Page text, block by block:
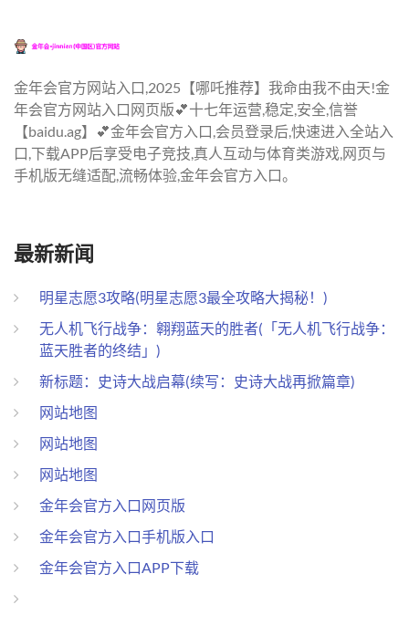
金年会官方网站入口,2025【哪吒推荐】我命由我不由天!金
年会官方网站入口网页版💕十七年运营,稳定,安全,信誉
【baidu.ag】💕金年会官方入口,会员登录后,快速进入全站入
口,下载APP后享受电子竞技,真人互动与体育类游戏,网页与
手机版无缝适配,流畅体验,金年会官方入口。
最新新闻
明星志愿3攻略(明星志愿3最全攻略大揭秘！)
无人机飞行战争：翱翔蓝天的胜者(「无人机飞行战争：
蓝天胜者的终结」)
新标题：史诗大战启幕(续写：史诗大战再掀篇章)
网站地图
网站地图
网站地图
金年会官方入口网页版
金年会官方入口手机版入口
金年会官方入口APP下载